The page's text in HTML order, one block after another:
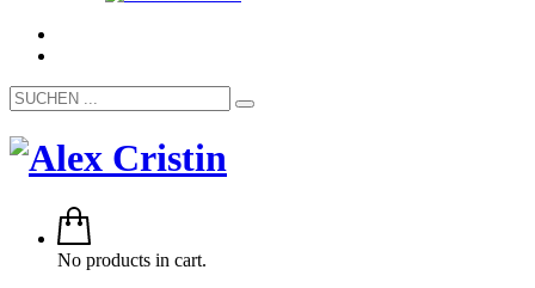
No products in cart.